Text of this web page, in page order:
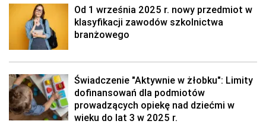
Od 1 września 2025 r. nowy przedmiot w
klasyfikacji zawodów szkolnictwa
branżowego
Świadczenie "Aktywnie w żłobku": Limity
dofinansowań dla podmiotów
prowadzących opiekę nad dziećmi w
wieku do lat 3 w 2025 r.